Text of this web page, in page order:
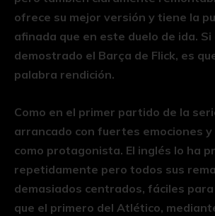
ofrece su mejor versión y tiene la
afinada que en este duelo de ida. Si
demostrado el Barça de Flick, es
palabra rendición.
Como en el primer partido de la
arrancado con fuertes emociones
como protagonista. El inglés lo ha
repetidamente pero todos sus
demasiados centrados, fáciles para
que el primero del Atlético,